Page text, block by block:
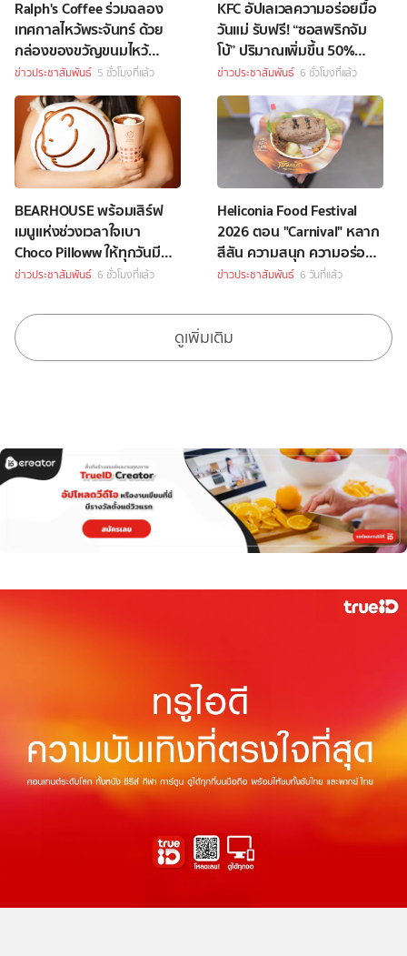
Ralph's Coffee ร่วมฉลอง
เทศกาลไหว้พระจันทร์ ด้วย
กล่องของขวัญขนมไหว้
พระจันทร์สุดพิเศษ
ข่าวประชาสัมพันธ์ 5 ชั่วโมงที่แล้ว
KFC อัปเลเวลความอร่อยมื้อ
วันแม่ รับฟรี! “ซอสพริกจัม
โบ้” ปริมาณเพิ่มขึ้น 50%
เพียงซื้อชุดบักเก็ตที่ร่วม
รายการราคา 349 บาทขึ้นไป
ข่าวประชาสัมพันธ์ 6 ชั่วโมงที่แล้ว
BEARHOUSE พร้อมเสิร์ฟ
เมนูแห่งช่วงเวลาใจเบา
Choco Pilloww ให้ทุกวันมี
“Soft Moment”
ข่าวประชาสัมพันธ์ 6 ชั่วโมงที่แล้ว
Heliconia Food Festival
2026 ตอน "Carnival" หลาก
สีสัน ความสนุก ความอร่อย
Celebrity Chef กว่า 70 ชีวิต
ข่าวประชาสัมพันธ์ 6 วันที่แล้ว
ดูเพิ่มเติม